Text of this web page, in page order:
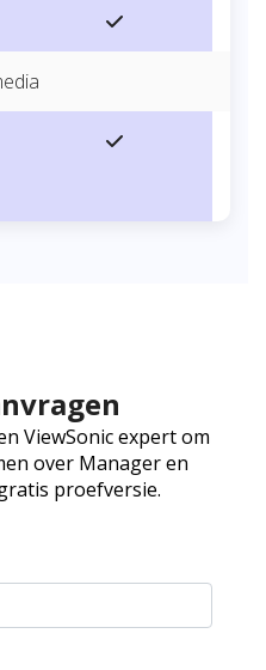
ViewSonic expert om
over Manager en
proefversie.